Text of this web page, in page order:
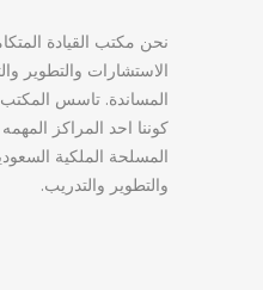
نحن مكتب القيادة
الاستشارات والتطوير
كوننا احد المراكز
المسلحة الملكية
والتطوير والتدريب.